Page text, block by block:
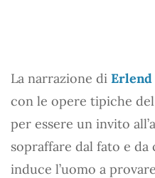
La narrazione di Erlend
con le opere tipiche
per essere un invito
sopraffare dal fato e
induce l’uomo a